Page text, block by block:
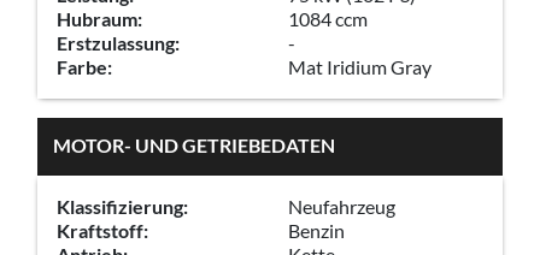
Hubraum:
1084 ccm
Erstzulassung:
-
Farbe:
Mat Iridium Gray
MOTOR- UND GETRIEBEDATEN
Klassifizierung:
Neufahrzeug
Kraftstoff:
Benzin